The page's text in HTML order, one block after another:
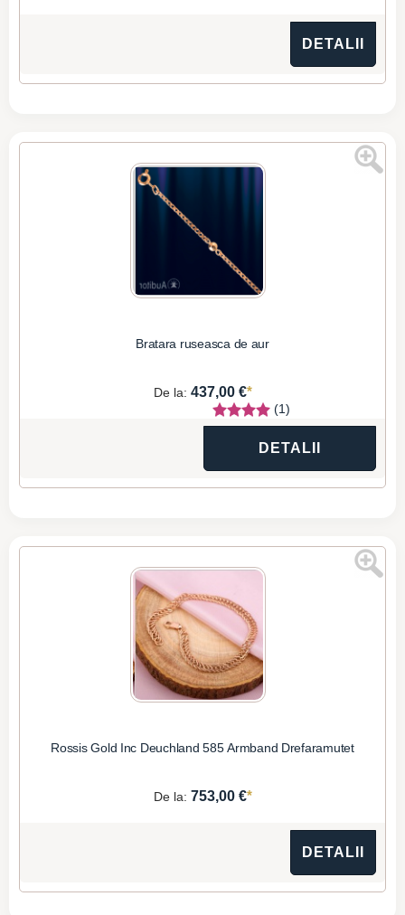
DETALII
Bratara ruseasca de aur
De la: 437,00 €*
(1)
DETALII
Rossis Gold Inc Deuchland 585 Armband Drefaramutet
De la: 753,00 €*
DETALII